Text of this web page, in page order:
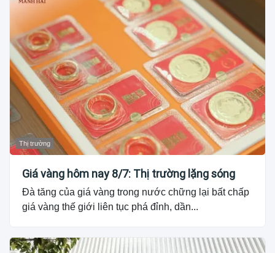
Thị trường
Giá vàng hôm nay 8/7: Thị trường lặng sóng
Đà tăng của giá vàng trong nước chững lại bất chấp
giá vàng thế giới liên tục phá đỉnh, dần...